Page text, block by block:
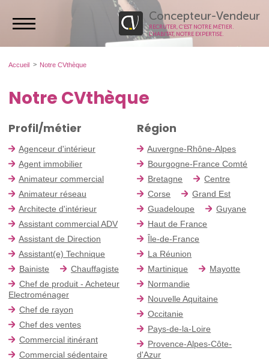
Concepteur-Vendeur
RECRUTER, C’EST NOTRE MÉTIER.
L’HABITAT, NOTRE EXPERTISE.
Accueil Notre CVthèque
Notre CVthèque
Profil/métier
Agenceur d'intérieur
Agent immobilier
Animateur commercial
Animateur réseau
Architecte d'intérieur
Assistant commercial ADV
Assistant de Direction
Assistant(e) Technique
Bainiste
Chauffagiste
Chef de produit - Acheteur
Electroménager
Chef de rayon
Chef des ventes
Commercial itinérant
Commercial sédentaire
Région
Auvergne-Rhône-Alpes
Bourgogne-France Comté
Bretagne
Centre
Corse
Grand Est
Guadeloupe
Guyane
Haut de France
Île-de-France
La Réunion
Martinique
Mayotte
Normandie
Nouvelle Aquitaine
Occitanie
Pays-de-la-Loire
Provence-Alpes-Côte-
d'Azur